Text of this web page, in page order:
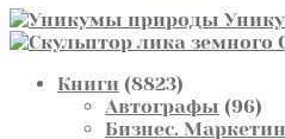
Книги 88238823
товара
Автографы 9696
Бизнес.